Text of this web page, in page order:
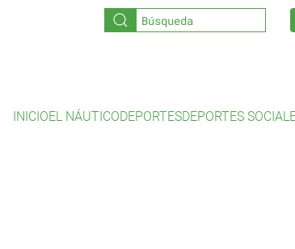
INICIOEL NÁUTICODEPORTESDEPORTES